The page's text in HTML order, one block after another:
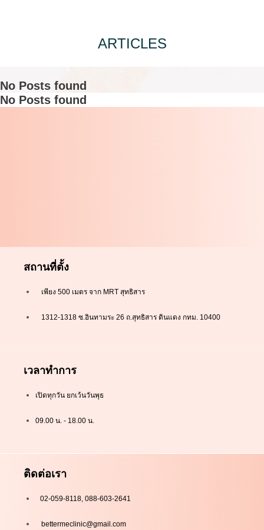
ARTICLES
No Posts found
No Posts found
สถานที่ตั้ง
เพียง 500 เมตร จาก MRT สุทธิสาร
1312-1318 ซ.อินทามระ 26 ถ.สุทธิสาร ดินแดง กทม. 10400
เวลาทำการ
เปิดทุกวัน ยกเว้นวันพุธ
09.00 น. - 18.00 น.
ติดต่อเรา
02-059-8118, 088-603-2641
bettermeclinic@gmail.com